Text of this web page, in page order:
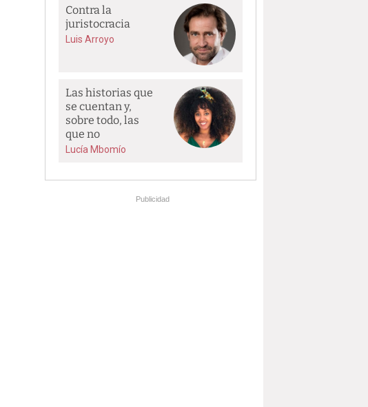
Contra la
juristocracia
Luis Arroyo
Las historias que
se cuentan y,
sobre todo, las
que no
Lucía Mbomío
Publicidad